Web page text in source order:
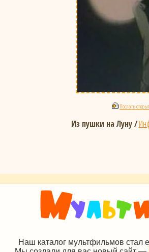
Послать
Из пушки на Луну /
Наш каталог мультфильмов стал